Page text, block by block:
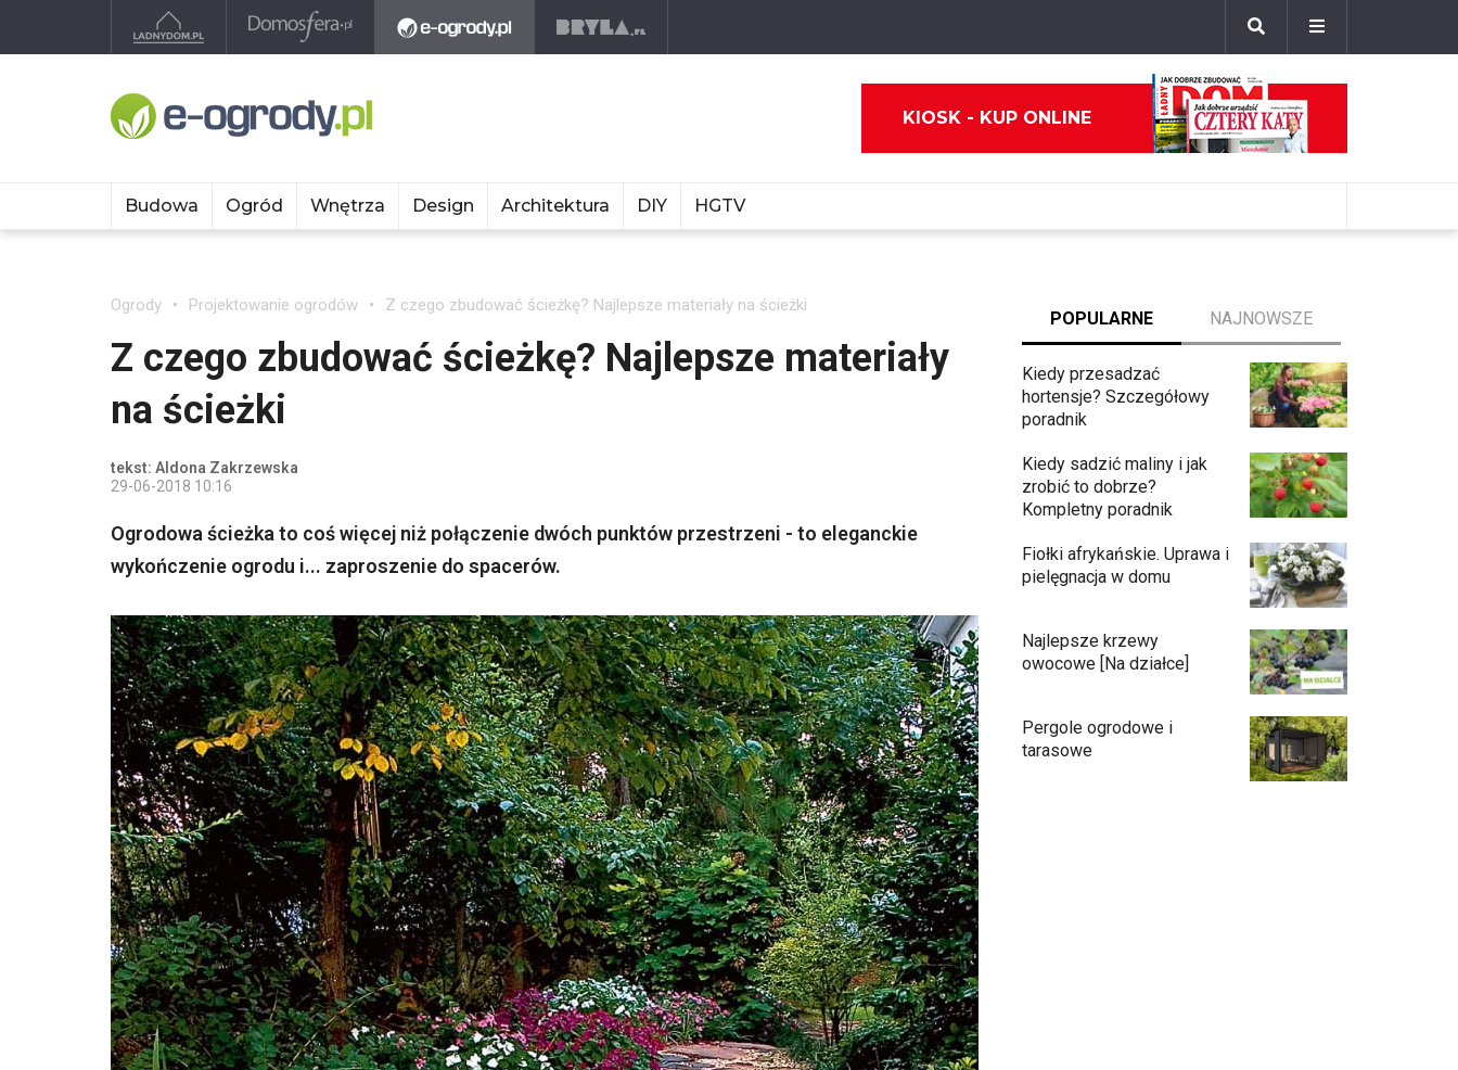
KIOSK - KUP ONLINE
Budowa Ogród Wnętrza Design Architektura DIY HGTV
Ogrody Projektowanie ogrodów Z czego zbudować ścieżkę? Najlepsze materiały na ścieżki
Z czego zbudować ścieżkę? Najlepsze materiały
na ścieżki
tekst: Aldona Zakrzewska
29-06-2018 10:16
Ogrodowa ścieżka to coś więcej niż połączenie dwóch punktów przestrzeni - to eleganckie
wykończenie ogrodu i... zaproszenie do spacerów.
POPULARNE NAJNOWSZE
Kiedy przesadzać
hortensje? Szczegółowy
poradnik
Kiedy sadzić maliny i jak
zrobić to dobrze?
Kompletny poradnik
Fiołki afrykańskie. Uprawa i
pielęgnacja w domu
Najlepsze krzewy
owocowe [Na działce]
Pergole ogrodowe i
tarasowe